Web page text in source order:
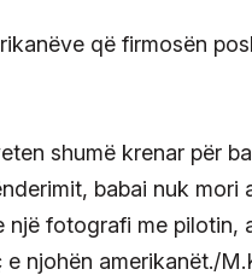
që firmosën
shumë krenar për
babai nuk mori
një fotografi me pilotin,
njohën amerikanët./